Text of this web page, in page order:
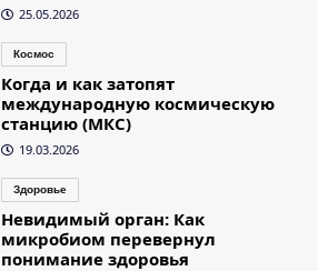
25.05.2026
Космос
Когда и как затопят
международную космическую
станцию (МКС)
19.03.2026
Здоровье
Невидимый орган: Как
микробиом перевернул
понимание здоровья